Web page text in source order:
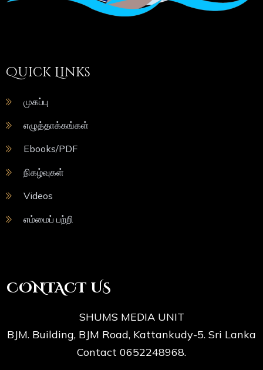
Quick Links
முகப்பு
எழுத்தாக்கங்கள்
Ebooks/PDF
நிகழ்வுகள்
Videos
எம்மைப் பற்றி
CONTACT US
SHUMS MEDIA UNIT
BJM. Building, BJM Road, Kattankudy-5. Sri Lanka
Contact 0652248968.